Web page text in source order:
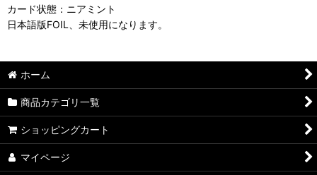
カード状態：ニアミント
日本語版FOIL、未使用になります。
ホーム
商品カテゴリ一覧
ショッピングカート
マイページ